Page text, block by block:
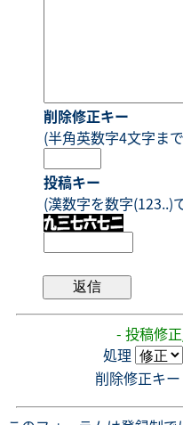
削除修正キー
(半角英数字4文字ま
投稿キー
(漢数字を数字(123..)
- 投稿修
処理
削除修正キー